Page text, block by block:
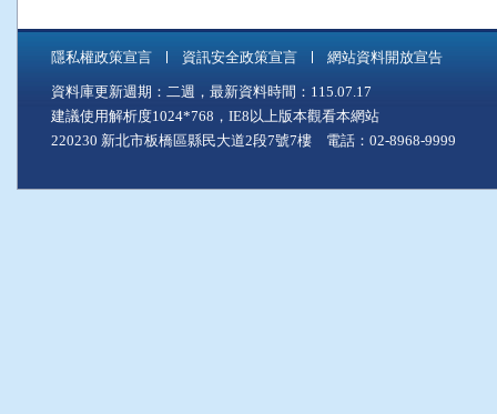
隱私權政策宣言 資訊安全政策宣言 網站資料開放宣告
資料庫更新週期：二週，最新資料時間：115.07.17
建議使用解析度1024*768，IE8以上版本觀看本網站
220230 新北市板橋區縣民大道2段7號7樓 電話：02-8968-9999